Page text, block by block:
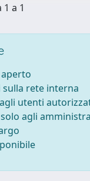
a 1
rete interna
utenti
agli